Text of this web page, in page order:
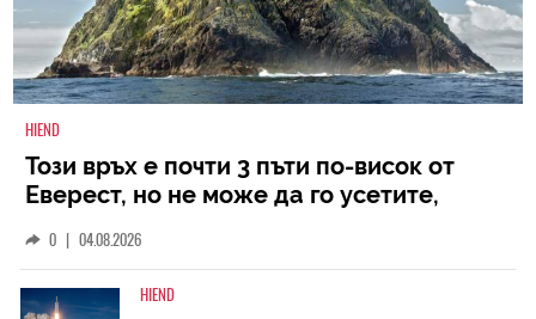
HIEND
Този връх е почти 3 пъти по-висок от
Еверест, но не може да го усетите,
0 | 04.08.2026
HIEND